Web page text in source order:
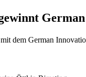
dem German